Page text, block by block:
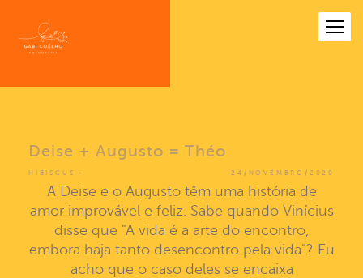
HIBISCUS 24/NOVEMBRO/2020
Deise + Augusto = Théo
A Deise e o Augusto têm uma história de
amor improvável e feliz. Sabe quando Vinícius
disse que "A vida é a arte do encontro,
embora haja tanto desencontro pela vida"? Eu
acho que o caso deles se encaixa